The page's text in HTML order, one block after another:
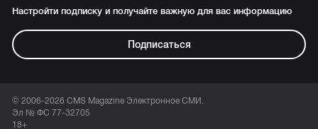
Настройти подписку и получайте важную для вас информацию
Подписаться
© 2006-2026 CMS Magazine Электронное СМИ.
Эл № ФС 77-32705
18+